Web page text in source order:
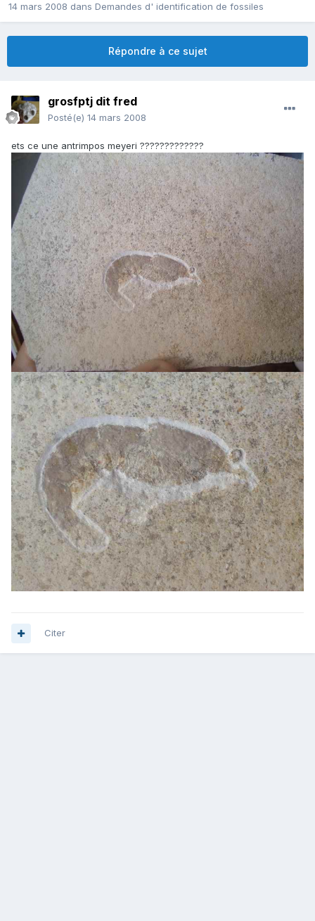
14 mars 2008 dans Demandes d' identification de fossiles
Répondre à ce sujet
grosfptj dit fred
Posté(e) 14 mars 2008
ets ce une antrimpos meyeri ?????????????
Citer